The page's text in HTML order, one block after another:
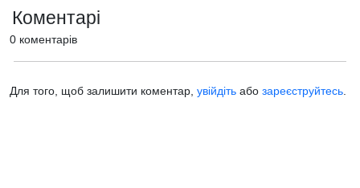
Коментарі
0 коментарів
Для того, щоб залишити коментар, увійдіть або зареєструйтесь